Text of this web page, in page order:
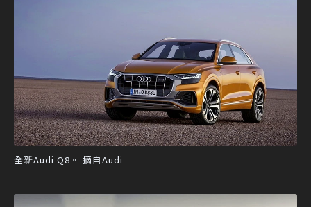
全新Audi Q8。 摘自Audi